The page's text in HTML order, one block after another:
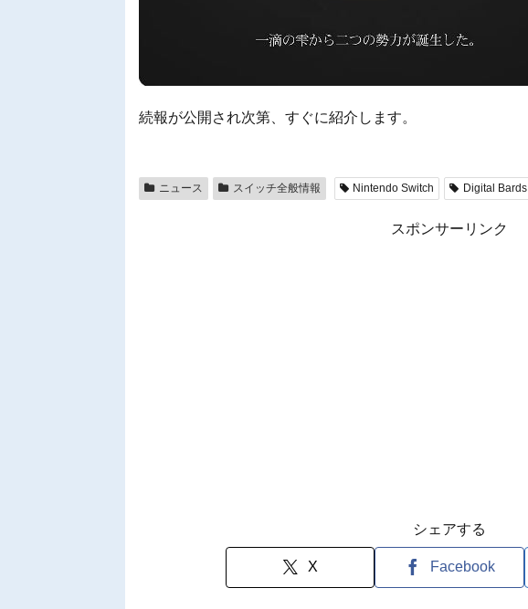
続報が公開され次第、すぐに紹介します。
ニュース スイッチ全般情報 Nintendo Switch Digital Bards
スポンサーリンク
シェアする
X Facebook